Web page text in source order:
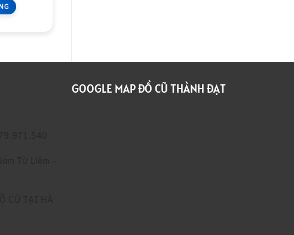
GOOGLE MAP ĐỒ CŨ THÀNH ĐẠT